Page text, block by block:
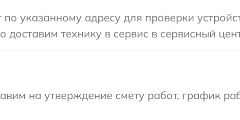
указанному адресу для проверки
технику в сервис в сервисный
на утверждение смету работ, график